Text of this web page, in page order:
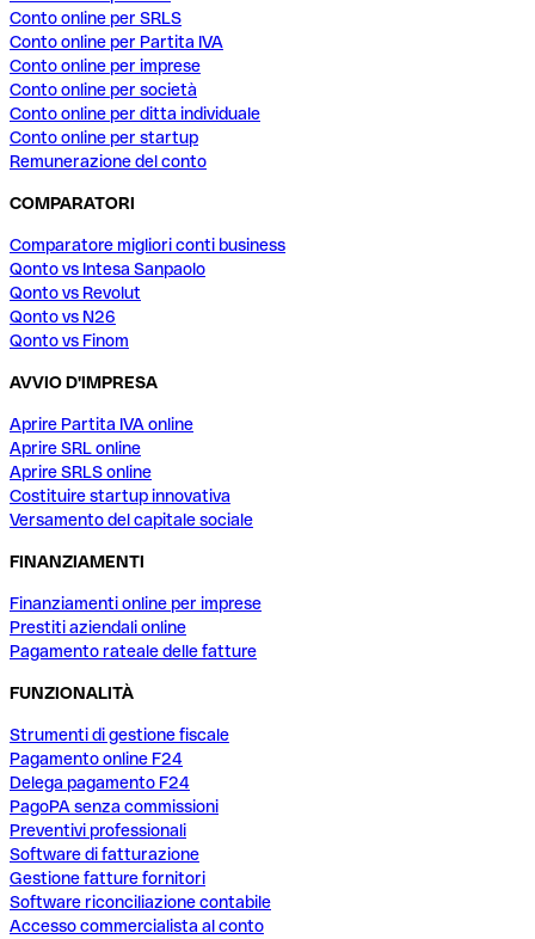
Conto online per SRLS
Conto online per Partita IVA
Conto online per imprese
Conto online per società
Conto online per ditta individuale
Conto online per startup
Remunerazione del conto
COMPARATORI
Comparatore migliori conti business
Qonto vs Intesa Sanpaolo
Qonto vs Revolut
Qonto vs N26
Qonto vs Finom
AVVIO D'IMPRESA
Aprire Partita IVA online
Aprire SRL online
Aprire SRLS online
Costituire startup innovativa
Versamento del capitale sociale
FINANZIAMENTI
Finanziamenti online per imprese
Prestiti aziendali online
Pagamento rateale delle fatture
FUNZIONALITÀ
Strumenti di gestione fiscale
Pagamento online F24
Delega pagamento F24
PagoPA senza commissioni
Preventivi professionali
Software di fatturazione
Gestione fatture fornitori
Software riconciliazione contabile
Accesso commercialista al conto